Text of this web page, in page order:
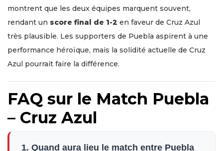
montrent que les deux équipes marquent souvent,
rendant un score final de 1-2 en faveur de Cruz Azul
très plausible. Les supporters de Puebla aspirent à une
performance héroïque, mais la solidité actuelle de Cruz
Azul pourrait faire la différence.
FAQ sur le Match Puebla
– Cruz Azul
1. Quand aura lieu le match entre Puebla